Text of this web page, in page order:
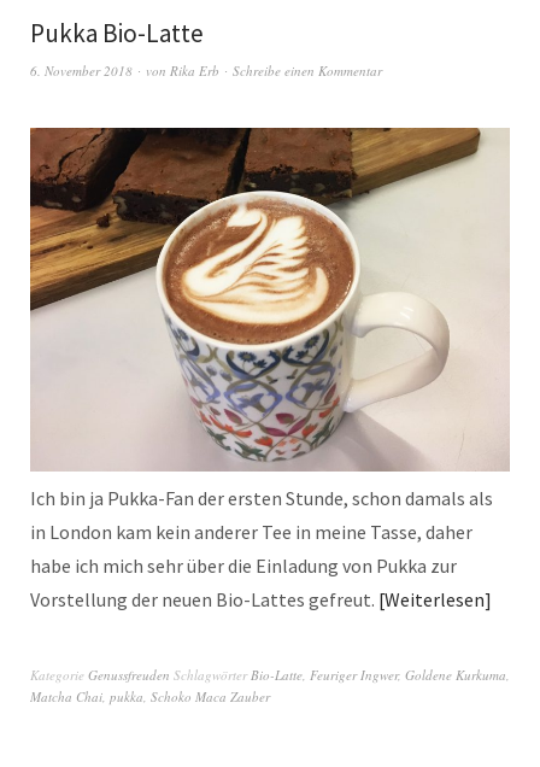
Pukka Bio-Latte
6. November 2018 von Rika Erb Schreibe einen Kommentar
Ich bin ja Pukka-Fan der ersten Stunde, schon damals als
in London kam kein anderer Tee in meine Tasse, daher
habe ich mich sehr über die Einladung von Pukka zur
Vorstellung der neuen Bio-Lattes gefreut. Weiterlesen
Kategorie Genussfreuden Schlagwörter Bio-Latte Feuriger Ingwer, Goldene Kurkuma
Matcha Chai pukka Schoko Maca Zauber